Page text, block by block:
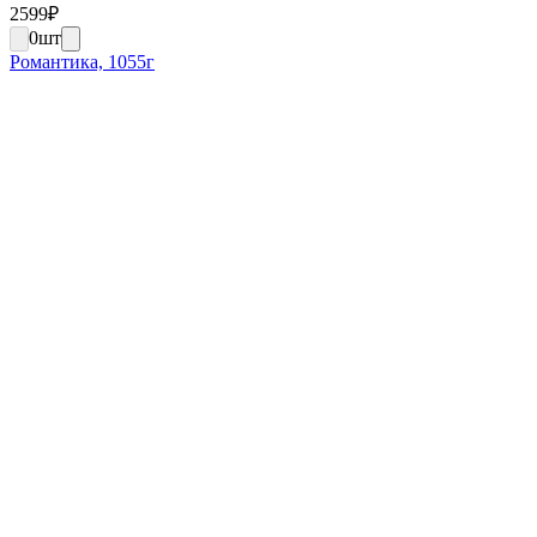
2599₽
0шт
Романтика, 1055г